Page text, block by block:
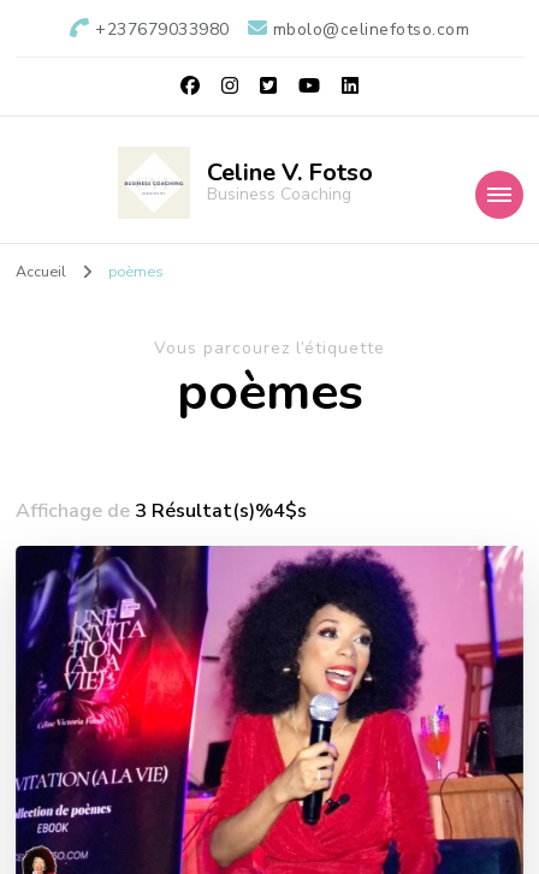
+237679033980 mbolo@celinefotso.com
Celine V. Fotso
Business Coaching
Accueil poèmes
Vous parcourez l’étiquette
poèmes
Affichage de 3 Résultat(s)%4$s